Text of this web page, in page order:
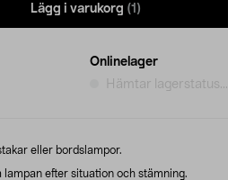
Lägg i varukorg (1)
Onlinelager
Hämtar lagerstatus...
eller bordslampor.
lampan efter situation och stämning.